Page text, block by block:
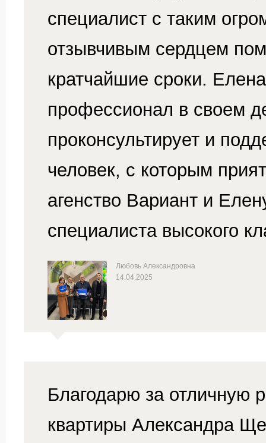
специалист с таким
отзывчивым сердцем
кратчайшие сроки.
профессионал в своем
проконсультирует и
человек, с которым
агенство Вариант и
специалиста высокого
Любовь Александровна
14.04.2025
Благодарю за отличную
квартиры Александра